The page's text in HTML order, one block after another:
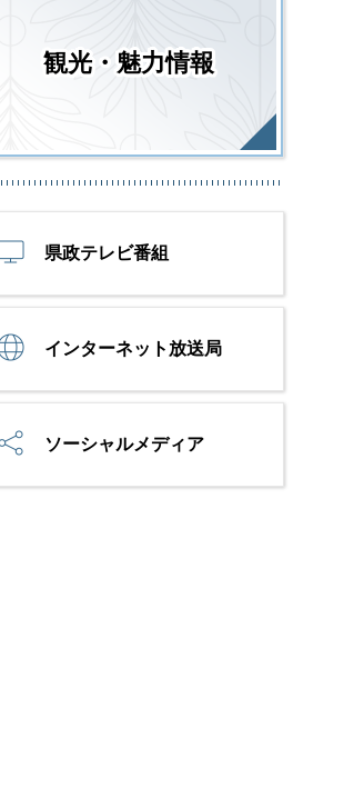
観光・魅力情報
県政テレビ番組
インターネット放送局
ソーシャルメディア